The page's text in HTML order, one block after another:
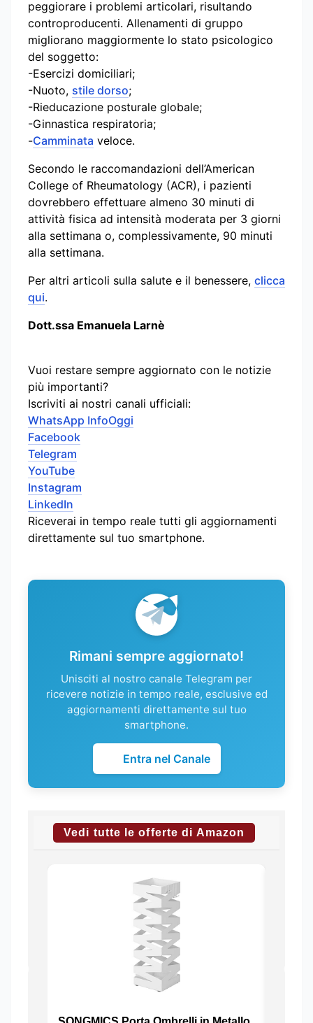
peggiorare i problemi articolari, risultando
controproducenti. Allenamenti di gruppo
migliorano maggiormente lo stato psicologico
del soggetto:
-Esercizi domiciliari;
-Nuoto, stile dorso;
-Rieducazione posturale globale;
-Ginnastica respiratoria;
-Camminata veloce.
Secondo le raccomandazioni dell’American
College of Rheumatology (ACR), i pazienti
dovrebbero effettuare almeno 30 minuti di
attività fisica ad intensità moderata per 3 giorni
alla settimana o, complessivamente, 90 minuti
alla settimana.
Per altri articoli sulla salute e il benessere, clicca
qui.
Dott.ssa Emanuela Larnè
Vuoi restare sempre aggiornato con le notizie
più importanti?
Iscriviti ai nostri canali ufficiali:
WhatsApp InfoOggi
Facebook
Telegram
YouTube
Instagram
LinkedIn
Riceverai in tempo reale tutti gli aggiornamenti
direttamente sul tuo smartphone.
Rimani sempre aggiornato!
Unisciti al nostro canale Telegram per
ricevere notizie in tempo reale, esclusive ed
aggiornamenti direttamente sul tuo
smartphone.
Entra nel Canale